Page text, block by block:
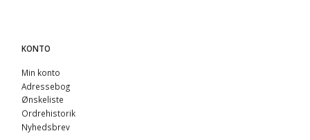
KONTO
Min konto
Adressebog
Ønskeliste
Ordrehistorik
Nyhedsbrev